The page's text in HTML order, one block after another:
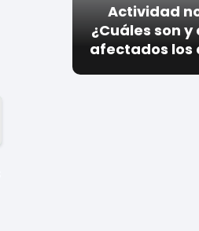
Actividad
¿Cuáles son y
afectados los